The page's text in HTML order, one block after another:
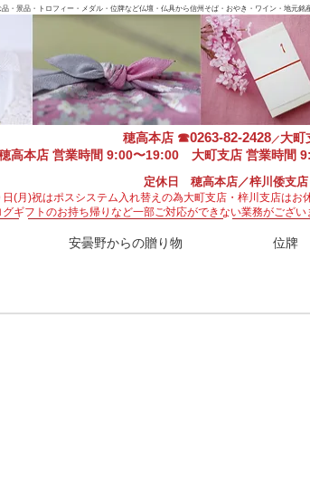
・景品・トロフィー・メダル・位牌など仏壇・仏具から信州そば・おやき・ワイン・地元銘
穂高本店 ☎0263-82-2428／大町
高本店 営業時間 9:00〜19:00 大町支店 営業時間
定休日 穂高本店／梓川倭支
安曇野からの贈り物 位牌
日(月)祝はポスシステム入れ替えの為大町支店・梓川支店はお
グギフトのお持ち帰りなど一部ご対応ができない業務がござい